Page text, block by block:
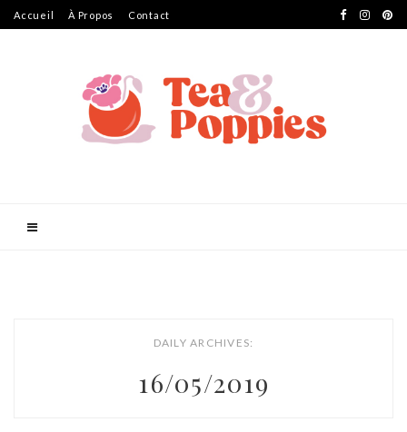
Accueil À Propos Contact
DAILY ARCHIVES:
16/05/2019